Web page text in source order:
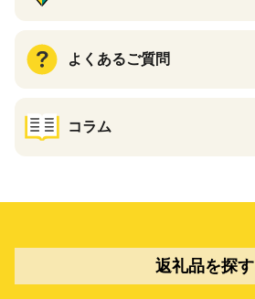
よくあるご質問
コラム
返礼品を探す